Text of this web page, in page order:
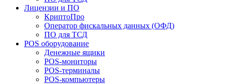
Лицензии и ПО
КриптоПро
Оператор фискальных данных (ОФД)
ПО для ТСД
POS оборудование
Денежные ящики
POS-мониторы
POS-терминалы
POS-компьютеры